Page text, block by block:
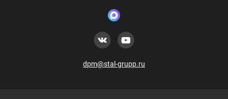
dpm@stal-grupp.ru